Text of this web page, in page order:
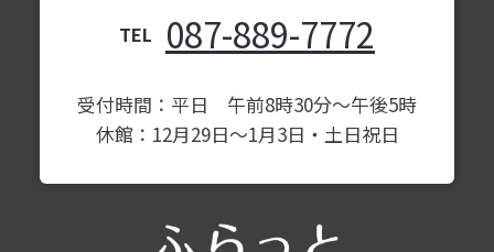
TEL 087-889-7772
受付時間：平日 午前8時30分～午後5時
休館：12月29日～1月3日・土日祝日